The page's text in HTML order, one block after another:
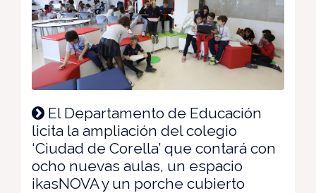
El Departamento de Educación
licita la ampliación del colegio
‘Ciudad de Corella’ que contará con
ocho nuevas aulas, un espacio
ikasNOVA y un porche cubierto